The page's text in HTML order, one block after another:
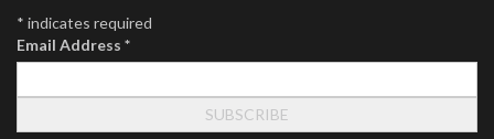
* indicates required
Email Address *